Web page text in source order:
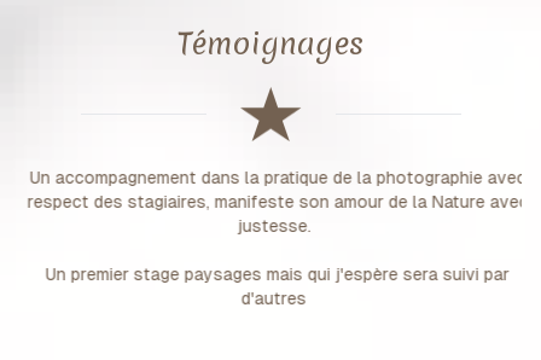
Témoignages
Un accompagnement dans la pratique de la photographie avec
respect des stagiaires, manifeste son amour de la Nature avec
justesse.
Un premier stage paysages mais qui j'espère sera suivi par
d'autres